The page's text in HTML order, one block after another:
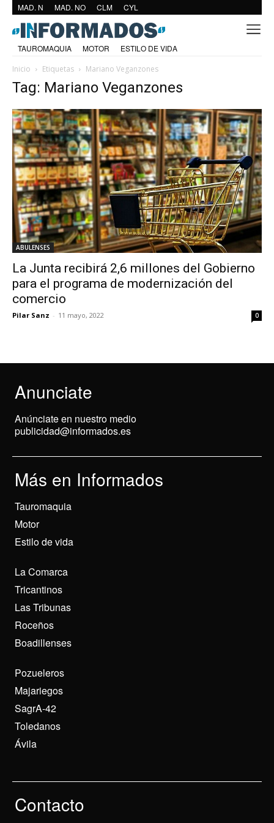
MAD. N MAD. NO CLM CYL
TAUROMAQUIA MOTOR
ESTILO DE VIDA
Inicio
Etiquetas Mariano Veganzones
Tag: Mariano Veganzones
ABULENSES
La Junta recibirá 2,6 millones del Gobierno
para el programa de modernización del
comercio
Pilar Sanz - 11 mayo, 2022 0
Anunciate
Anúnciate en nuestro medio
publicidad@informados.es
Más en Informados
Tauromaquia
Motor
Estilo de vida
La Comarca
Tricantinos
Las Tribunas
Roceños
Boadillenses
Pozueleros
Majariegos
SagrA-42
Toledanos
Ávila
Contacto